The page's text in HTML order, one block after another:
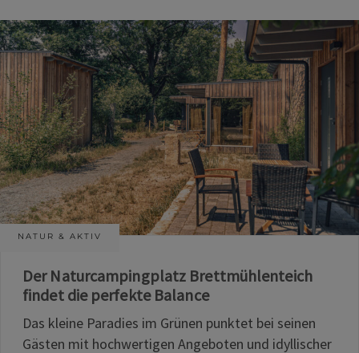
NATUR & AKTIV
Der Naturcampingplatz Brettmühlenteich
findet die perfekte Balance
Das kleine Paradies im Grünen punktet bei seinen
Gästen mit hochwertigen Angeboten und idyllischer